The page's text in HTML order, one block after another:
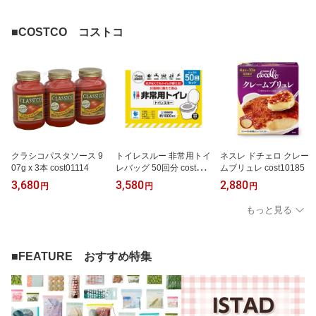
シンプル 北欧 かわいい
いい
■COSTCO コストコ
クラシコパスタソース 9
07g x 3本 cost01114
3,680 円
トイレスルー 非常用トイ
レバッグ 50回分 cost101
010
3,580 円
ネスレ ドチェロ クレー
ムブリュレ cost10185
2,880 円
もっと見る
■FEATURE おすすめ特集